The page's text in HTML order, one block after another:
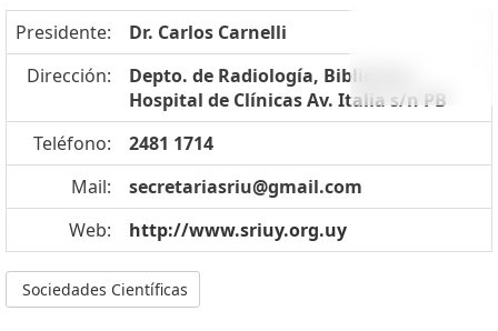
Presidente:
Dr. Carlos Carnelli
Dirección:
Depto. de Radiología, Biblioteca
Hospital de Clínicas Av. Italia s/n PB
Teléfono:
2481 1714
Mail:
secretariasriu@gmail.com
Web:
http://www.sriuy.org.uy
Sociedades Científicas